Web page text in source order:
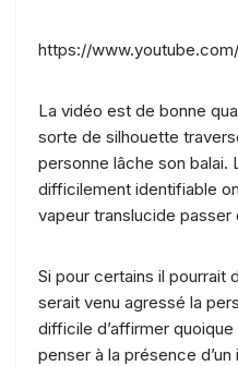
https://
La vidéo est de bonne
sorte de silhouette
personne lâche son
difficilement identifiable
vapeur translucide passer
Si pour certains il pourrait
serait venu agressé la
difficile d’affirmer
penser à la présence